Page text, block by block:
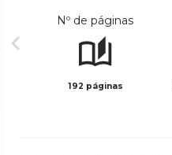
Nº de páginas
192 páginas